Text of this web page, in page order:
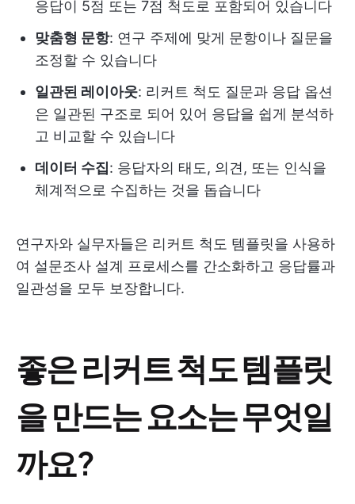
응답이 5점 또는 7점 척도로 포함되어 있습니다
맞춤형 문항: 연구 주제에 맞게 문항이나 질문을
조정할 수 있습니다
일관된 레이아웃: 리커트 척도 질문과 응답 옵션
은 일관된 구조로 되어 있어 응답을 쉽게 분석하
고 비교할 수 있습니다
데이터 수집: 응답자의 태도, 의견, 또는 인식을
체계적으로 수집하는 것을 돕습니다
연구자와 실무자들은 리커트 척도 템플릿을 사용하
여 설문조사 설계 프로세스를 간소화하고 응답률과
일관성을 모두 보장합니다.
좋은 리커트 척도 템플릿
을 만드는 요소는 무엇일
까요?